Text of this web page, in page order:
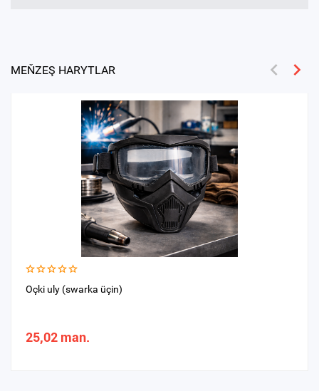
MEŇZEŞ HARYTLAR
Oçki uly (swarka üçin)
25,02 man.